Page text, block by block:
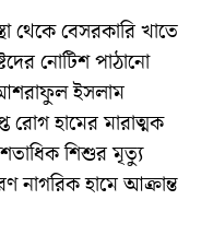
থেকে বেসরকারি খাতে
নোটিশ পাঠানো
আশরাফুল ইসলাম
রোগ হামের মারাত্মক
শতাধিক শিশুর মৃত্যু
নাগরিক হামে আক্রান্ত